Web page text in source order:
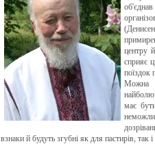
центру
сприяє
поїздок
Можна
має
взнаки й будуть згубні як для пастирів, так